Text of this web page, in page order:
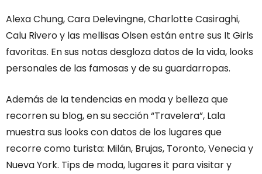
Alexa Chung, Cara Delevingne, Charlotte Casiraghi,
Calu Rivero y las mellisas Olsen están entre sus It Girls
favoritas. En sus notas desgloza datos de la vida, looks
personales de las famosas y de su guardarropas.
Además de la tendencias en moda y belleza que
recorren su blog, en su sección “Travelera”, Lala
muestra sus looks con datos de los lugares que
recorre como turista: Milán, Brujas, Toronto, Venecia y
Nueva York. Tips de moda, lugares it para visitar y